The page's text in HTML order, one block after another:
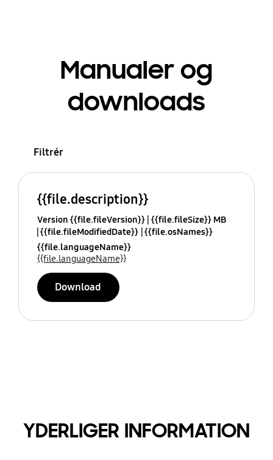
Manualer og
downloads
Filtrér
{{file.description}}
Version {{file.fileVersion}} {{file.fileSize}} MB
{{file.fileModifiedDate}} {{file.osNames}}
{{file.languageName}}
{{file.languageName}}
Download
YDERLIGER INFORMATION